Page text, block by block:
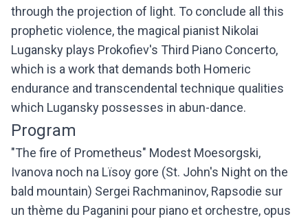
through the projection of light. To conclude all this
prophetic violence, the magical pianist Nikolai
Lugansky plays Prokofiev's Third Piano Concerto,
which is a work that demands both Homeric
endurance and transcendental technique qualities
which Lugansky possesses in abun-dance.
Program
"The fire of Prometheus" Modest Moesorgski,
Ivanova noch na Lïsoy gore (St. John's Night on the
bald mountain) Sergei Rachmaninov, Rapsodie sur
un thème du Paganini pour piano et orchestre, opus